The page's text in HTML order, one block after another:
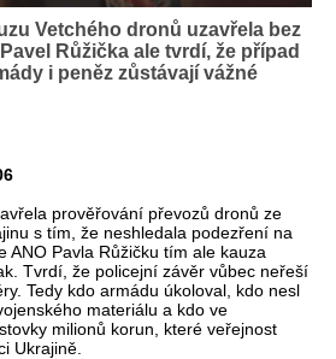
Vetchého dronů uzavřela bez
Růžička ale tvrdí, že případ
i peněz zůstávají vážné
prověřování převozů dronů ze
s tím, že neshledala podezření na
ANO Pavla Růžičku tím ale kauza
Tvrdí, že policejní závěr vůbec neřeší
Tedy kdo armádu úkoloval, kdo nesl
materiálu a kdo ve
milionů korun, které veřejnost
Ukrajině.